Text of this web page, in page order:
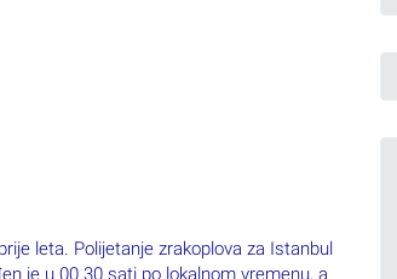
leta. Polijetanje zrakoplova za Istanbul
let s obrocima tijekom leta.